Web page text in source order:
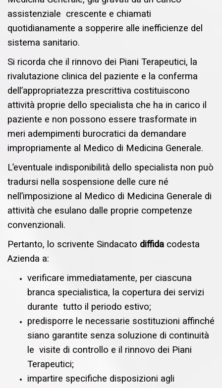
assistenziale crescente e chiamati
quotidianamente a sopperire alle inefficienze del
sistema sanitario.
Si ricorda che il rinnovo dei Piani Terapeutici, la
rivalutazione clinica del paziente e la conferma
dell’appropriatezza prescrittiva costituiscono
attività proprie dello specialista che ha in carico il
paziente e non possono essere trasformate in
meri adempimenti burocratici da demandare
impropriamente al Medico di Medicina Generale.
L’eventuale indisponibilità dello specialista non può
tradursi nella sospensione delle cure né
nell’imposizione al Medico di Medicina Generale di
attività che esulano dalle proprie competenze
convenzionali.
Pertanto, lo scrivente Sindacato diffida codesta
Azienda a:
verificare immediatamente, per ciascuna
branca specialistica, la copertura dei servizi
durante tutto il periodo estivo;
predisporre le necessarie sostituzioni affinché
siano garantite senza soluzione di continuità
le visite di controllo e il rinnovo dei Piani
Terapeutici;
impartire specifiche disposizioni agli